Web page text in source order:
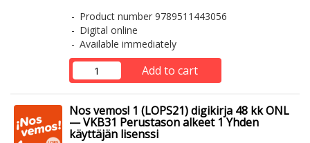
Product number 9789511443056
Digital online
Available immediately
Add to cart
Nos vemos! 1 (LOPS21) digikirja 48 kk ONL
— VKB31 Perustason alkeet 1 Yhden
käyttäjän lisenssi